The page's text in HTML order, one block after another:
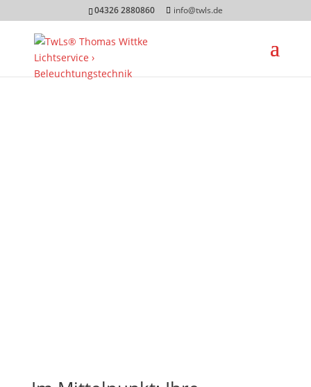
04326 2880860 info@twls.de